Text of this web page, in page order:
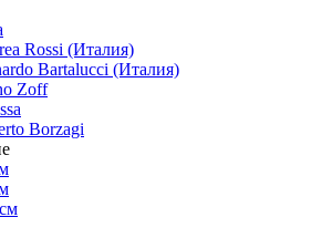
Rossi (Италия)
Bartalucci (Италия)
Zoff
Borzagi